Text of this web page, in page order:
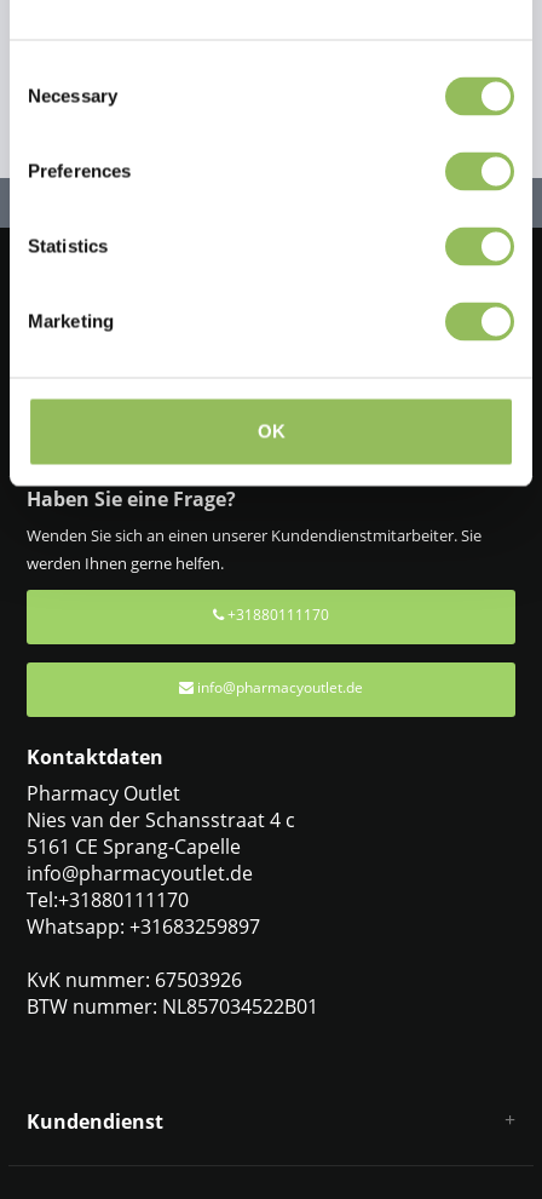
Selection
Necessary
Preferences
Statistics
Marketing
OK
Melden Sie sich für unseren Newsletter an
Haben Sie eine Frage?
Wenden Sie sich an einen unserer Kundendienstmitarbeiter. Sie
werden Ihnen gerne helfen.
+31880111170
info@pharmacyoutlet.de
Kontaktdaten
Pharmacy Outlet
Nies van der Schansstraat 4 c
5161 CE Sprang-Capelle
info@pharmacyoutlet.de
Tel:+31880111170
Whatsapp: +31683259897
KvK nummer: 67503926
BTW nummer: NL857034522B01
Kundendienst